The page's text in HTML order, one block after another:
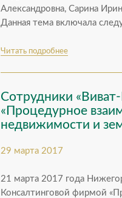
Александровна, Сарина
Данная тема включала
Читать подробнее
Сотрудники
«Процедурное
недвижимости и
29 марта 2017
21 марта 2017 года
Консалтинговой фирмой